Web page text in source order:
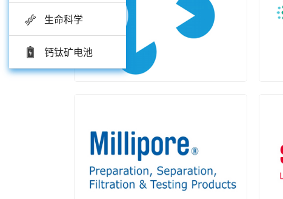
生命科学
钙钛矿电池
Analytik Jena
DWK